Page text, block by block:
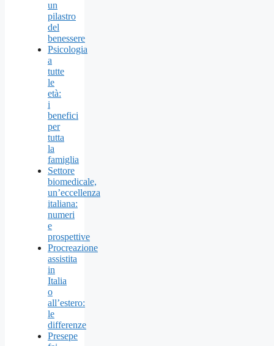
un
pilastro
del
benessere
Psicologia
a
tutte
le
età:
i
benefici
per
tutta
la
famiglia
Settore
biomedicale,
un’eccellenza
italiana:
numeri
e
prospettive
Procreazione
assistita
in
Italia
o
all’estero:
le
differenze
Presepe